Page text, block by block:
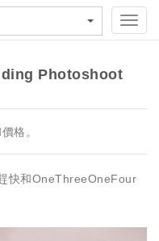
Photoshoot
格。
快和OneThreeOneFour